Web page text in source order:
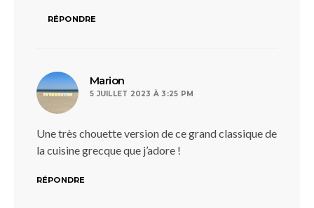
RÉPONDRE
Marion
5 JUILLET 2023 À 3:25 PM
Une très chouette version de ce grand classique de
la cuisine grecque que j’adore !
RÉPONDRE